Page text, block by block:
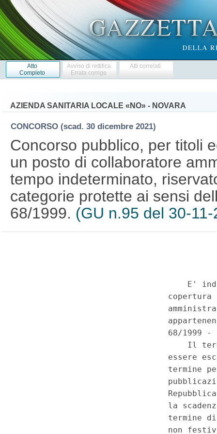
Atto
Completo
Avviso di rettifica
Errata corrige
Atti correlati
AZIENDA SANITARIA LOCALE «NO» - NOVARA
CONCORSO (scad. 30 dicembre 2021)
Concorso pubblico, per titoli
un posto di collaboratore
tempo indeterminato,
categorie protette ai sensi
68/1999. (GU n.95 del 30-